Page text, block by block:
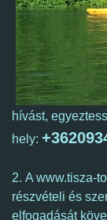
hívást,
hely:
2. A www.tisza-
részvételi és
elfogadását